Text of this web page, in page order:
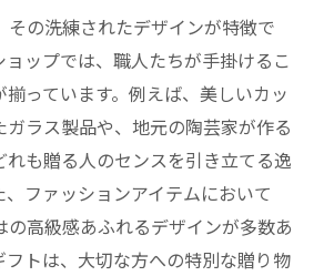
る特別なひととき
産品を活かした贈り物
る華やかなギフトアイデア
ふさわしい特産ギフトの選び方
その洗練されたデザインが特徴で
ップでは、職人たちが手掛けるこ
っています。例えば、美しいカッ
ガラス製品や、地元の陶芸家が作る
も贈る人のセンスを引き立てる逸
ファッションアイテムにおいて
の高級感あふれるデザインが多数あ
フトは、大切な方への特別な贈り物